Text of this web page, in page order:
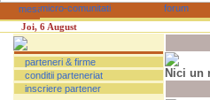
Joi, 6 August
parteneri & firme
conditii parteneriat
inscriere partener
Nici un